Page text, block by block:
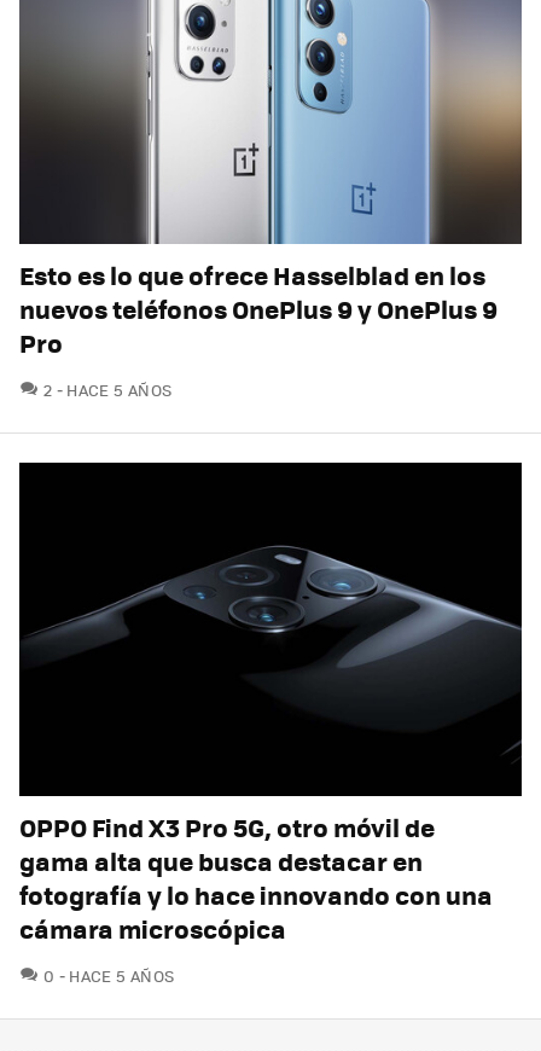
Esto es lo que ofrece Hasselblad en los
nuevos teléfonos OnePlus 9 y OnePlus 9
Pro
2 COMENTARIOS
HACE 5 AÑOS
OPPO Find X3 Pro 5G, otro móvil de
gama alta que busca destacar en
fotografía y lo hace innovando con una
cámara microscópica
0 COMENTARIOS
HACE 5 AÑOS